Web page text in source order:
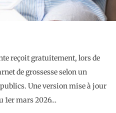
reçoit gratuitement, lors de
de grossesse selon un
Une version mise à jour
1er mars 2026…